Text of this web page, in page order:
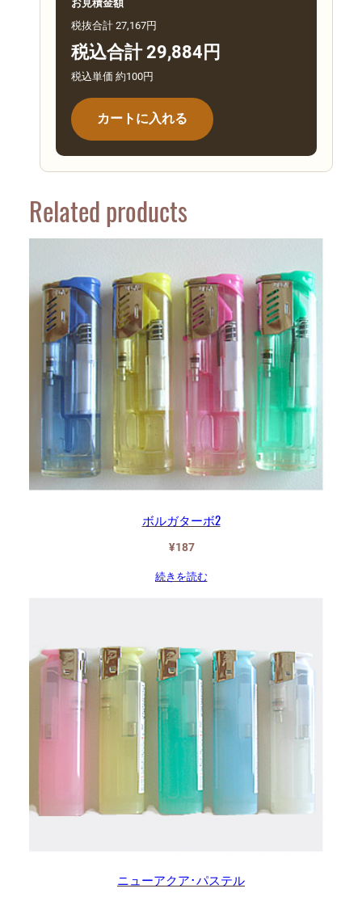
お見積金額
税抜合計 27,167円
税込合計 29,884円
税込単価 約100円
カートに入れる
Related products
ボルガターボ2
¥187
続きを読む
ニューアクア･パステル